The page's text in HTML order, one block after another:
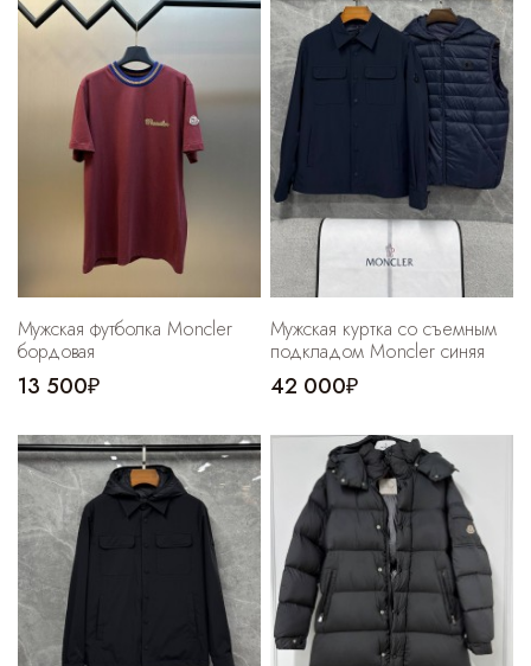
Мужская футболка Moncler
бордовая
13 500₽
Мужская куртка со съемным
подкладом Moncler синяя
42 000₽
Cпортивные брюки
Комбинезоны